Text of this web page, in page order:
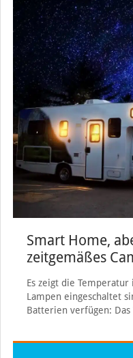
Smart Home,
zeitgemäßes
Es zeigt die
Lampen eingeschaltet
Batterien verfügen: Das